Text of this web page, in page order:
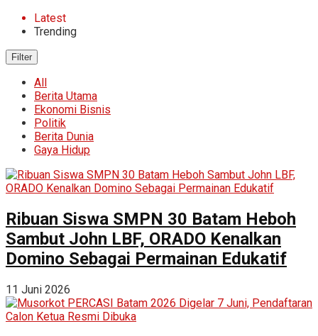
Latest
Trending
Filter
All
Berita Utama
Ekonomi Bisnis
Politik
Berita Dunia
Gaya Hidup
Ribuan Siswa SMPN 30 Batam Heboh
Sambut John LBF, ORADO Kenalkan
Domino Sebagai Permainan Edukatif
11 Juni 2026